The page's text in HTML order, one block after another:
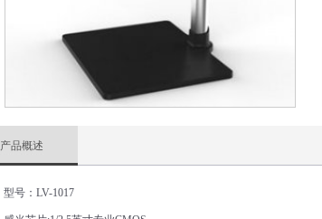
产品概述
型号：LV-1017